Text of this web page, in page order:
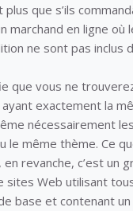
que s’ils
marchand en ligne où
ne sont pas inclus
que vous ne
exactement la
nécessairement
le même thème. Ce
revanche, c’est un
sites Web utilisant
base et contenant un